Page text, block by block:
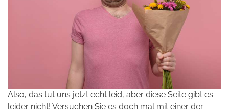
Also, das tut uns jetzt echt leid, aber diese Seite gibt es
leider nicht! Versuchen Sie es doch mal mit einer der